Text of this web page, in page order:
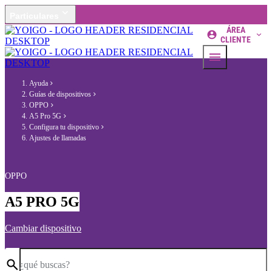
ÁREA
CLIENTE
Ayuda
Guías de dispositivos
OPPO
A5 Pro 5G
Configura tu dispositivo
Ajustes de llamadas
OPPO
A5 PRO 5G
Cambiar dispositivo
¿qué buscas?